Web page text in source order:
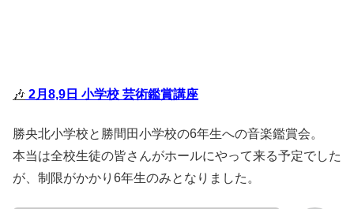
🎶 2月8,9日 小学校 芸術鑑賞講座
勝央北小学校と勝間田小学校の6年生への音楽鑑賞会。
本当は全校生徒の皆さんがホールにやって来る予定でした
が、制限がかかり6年生のみとなりました。